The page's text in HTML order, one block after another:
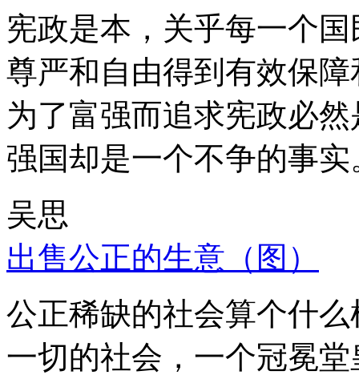
宪政是本，关乎每一个
尊严和自由得到有效保
为了富强而追求宪政必
强国却是一个不争的事实
吴思
出售公正的生意（图）
公正稀缺的社会算个什
一切的社会，一个冠冕